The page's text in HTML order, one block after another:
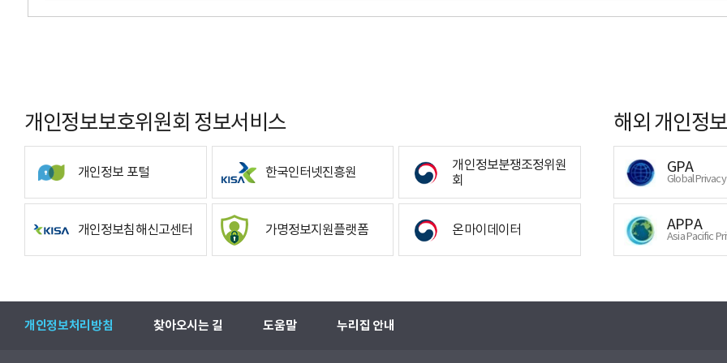
개인정보보호위원회 정보서비스
개인정보 포털 한국인터넷진흥원
개인정보분쟁조정위원
회
개인정보침해신고센터 가명정보지원플랫폼 온마이데이터
해외 개인정
GPA
Global
APPA
Asia Pacific
개인정보처리방침 찾아오시는 길 도움말 누리집 안내